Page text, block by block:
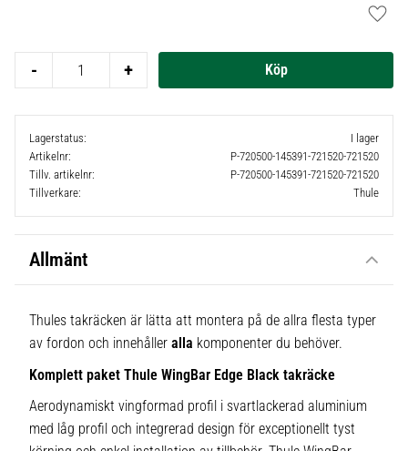
+
-
Lagerstatus
I lager
Artikelnr
P-720500-145391-721520-721520
Tillv. artikelnr
P-720500-145391-721520-721520
Tillverkare
Thule
Allmänt
Thules takräcken är lätta att montera på de allra flesta typer
av fordon och innehåller alla komponenter du behöver.
Komplett paket Thule WingBar Edge Black takräcke
Aerodynamiskt vingformad profil i svartlackerad aluminium
med låg profil och integrerad design för exceptionellt tyst